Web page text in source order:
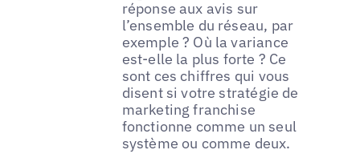
réponse aux avis sur
l’ensemble du réseau, par
exemple ? Où la variance
est-elle la plus forte ? Ce
sont ces chiffres qui vous
disent si votre stratégie de
marketing franchise
fonctionne comme un seul
système ou comme deux.